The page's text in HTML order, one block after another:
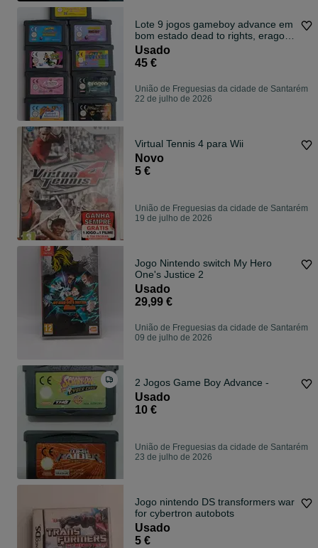
Lote 9 jogos gameboy advance em
bom estado dead to rights, eragon
pong
Usado
45 €
União de Freguesias da cidade de Santarém
22 de julho de 2026
Virtual Tennis 4 para Wii
Novo
5 €
União de Freguesias da cidade de Santarém
19 de julho de 2026
Jogo Nintendo switch My Hero
One's Justice 2
Usado
29,99 €
União de Freguesias da cidade de Santarém
09 de julho de 2026
2 Jogos Game Boy Advance -
Usado
10 €
União de Freguesias da cidade de Santarém
23 de julho de 2026
Jogo nintendo DS transformers war
for cybertron autobots
Usado
5 €